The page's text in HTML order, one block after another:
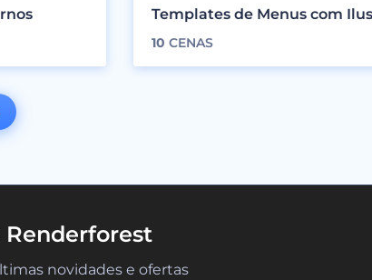
Templates de Menus com
10 CENAS
novidades e ofertas